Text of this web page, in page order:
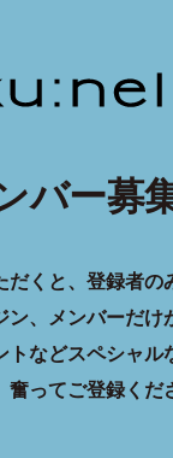
バー募
だくと、登録者の
ン、メンバーだけ
トなどスペシャル
奮ってご登録くだ